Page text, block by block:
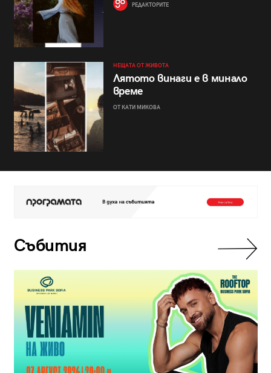
РЕДАКТОРИТЕ
НЕЩАТА ОТ ЖИВОТА
Лятото винаги е в минало
време
ОТ КАТИ МИКОВА
Събития